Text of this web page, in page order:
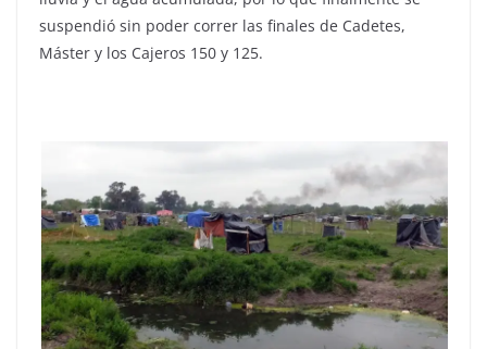
suspendió sin poder correr las finales de Cadetes,
Máster y los Cajeros 150 y 125.